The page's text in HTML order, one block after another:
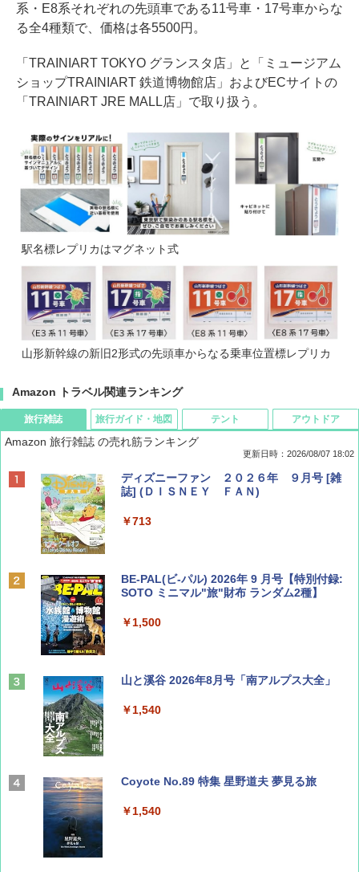
系・E8系それぞれの先頭車である11号車・17号車からな
る全4種類で、価格は各5500円。
「TRAINIART TOKYO グランスタ店」と「ミュージアム
ショップTRAINIART 鉄道博物館店」およびECサイトの
「TRAINIART JRE MALL店」で取り扱う。
駅名標レプリカはマグネット式
山形新幹線の新旧2形式の先頭車からなる乗車位置標レプリカ
Amazon トラベル関連ランキング
旅行雑誌
Amazon 旅行雑誌 の売れ筋ランキング
更新日時：2026/08/07 18:02
ディズニーファン ２０２６年 ９月号 [雑
誌] (ＤＩＳＮＥＹ ＦＡＮ)
￥713
BE-PAL(ビ-パル) 2026年 9 月号【特別付録:
SOTO ミニマル"旅"財布 ランダム2種】
￥1,500
山と溪谷 2026年8月号「南アルプス大全」
￥1,540
Coyote No.89 特集 星野道夫 夢見る旅
￥1,540
旅行ガイド・地図 テント アウトドア